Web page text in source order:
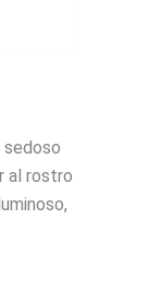
sedoso
al rostro